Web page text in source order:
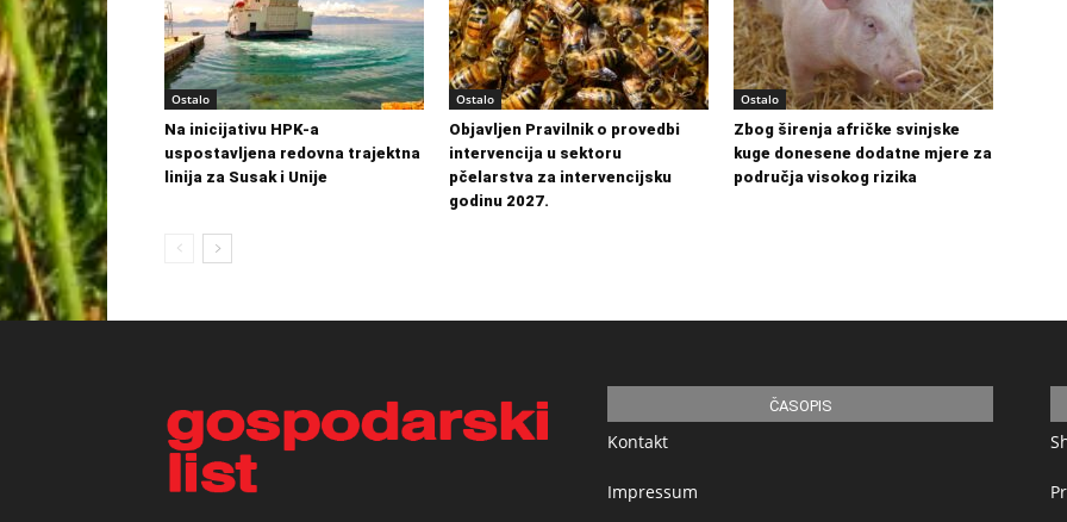
Ostalo
Na inicijativu HPK-a
uspostavljena redovna trajektna
linija za Susak i Unije
Ostalo
Objavljen Pravilnik o provedbi
intervencija u sektoru
pčelarstva za intervencijsku
godinu 2027.
Ostalo
Zbog širenja afričke svinjske
kuge donesene dodatne mjere za
područja visokog rizika
ČASOPIS
Kontakt
Impressum